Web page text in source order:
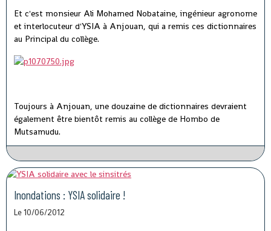
Et c'est monsieur Ali Mohamed Nobataine, ingénieur agronome
et interlocuteur d'YSIA à Anjouan, qui a remis ces dictionnaires
au Principal du collège.
Toujours à Anjouan, une douzaine de dictionnaires devraient
également être bientôt remis au collège de Hombo de
Mutsamudu.
Inondations : YSIA solidaire !
Le 10/06/2012